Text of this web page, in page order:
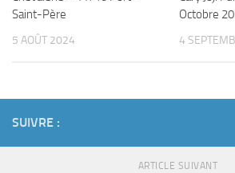
Saint-Père
5 AOÛT 2024
Octobre
4
SUIVRE :
ARTICLE SUIVANT